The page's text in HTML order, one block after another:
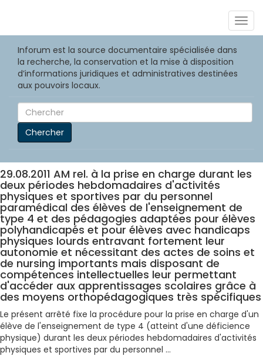
Inforum est la source documentaire spécialisée dans
la recherche, la conservation et la mise à disposition
d’informations juridiques et administratives destinées
aux pouvoirs locaux.
Chercher
29.08.2011 AM rel. à la prise en charge durant les
deux périodes hebdomadaires d'activités
physiques et sportives par du personnel
paramédical des élèves de l'enseignement de
type 4 et des pédagogies adaptées pour élèves
polyhandicapés et pour élèves avec handicaps
physiques lourds entravant fortement leur
autonomie et nécessitant des actes de soins et
de nursing importants mais disposant de
compétences intellectuelles leur permettant
d'accéder aux apprentissages scolaires grâce à
des moyens orthopédagogiques très spécifiques
Le présent arrêté fixe la procédure pour la prise en charge d'un
élève de l'enseignement de type 4 (atteint d'une déficience
physique) durant les deux périodes hebdomadaires d'activités
physiques et sportives par du personnel ...